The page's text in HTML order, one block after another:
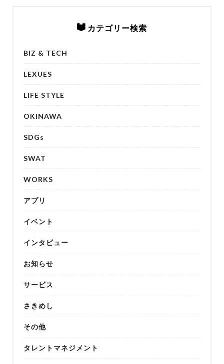
カテゴリー検索
BIZ & TECH
LEXUES
LIFE STYLE
OKINAWA
SDGs
SWAT
WORKS
アプリ
イベント
インタビュー
お知らせ
サービス
さきめし
その他
タレントマネジメント